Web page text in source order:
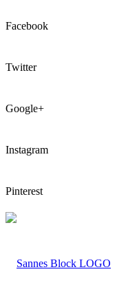
Facebook
Twitter
Google+
Instagram
Pinterest
LOGO